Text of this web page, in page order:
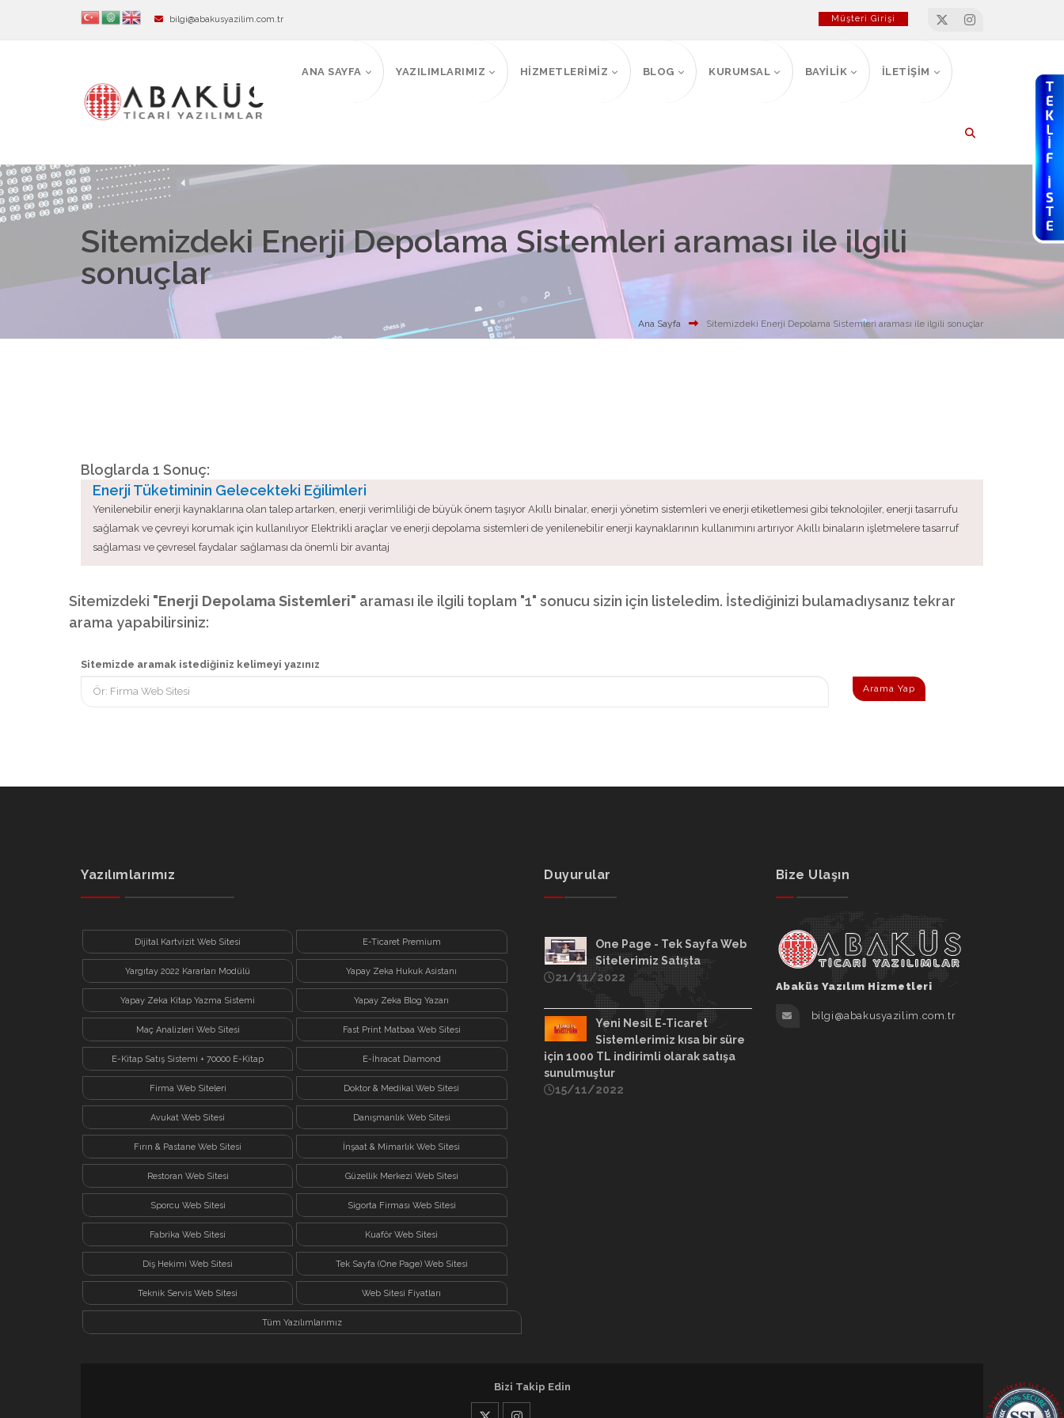
bilgi@abakusyazilim.com.tr Müşteri Girişi
ANA SAYFA YAZILIMLARIMIZ HİZMETLERİMİZ BLOG KURUMSAL BAYİLİK İLETİŞİM
Sitemizdeki Enerji Depolama Sistemleri araması ile ilgili
sonuçlar
Ana Sayfa Sitemizdeki Enerji Depolama Sistemleri araması ile ilgili sonuçlar
Bloglarda 1 Sonuç:
Enerji Tüketiminin Gelecekteki Eğilimleri
Yenilenebilir enerji kaynaklarına olan talep artarken, enerji verimliliği de büyük önem taşıyor Akıllı binalar, enerji yönetim sistemleri ve enerji etiketlemesi gibi teknolojiler, enerji tasarrufu
sağlamak ve çevreyi korumak için kullanılıyor Elektrikli araçlar ve enerji depolama sistemleri de yenilenebilir enerji kaynaklarının kullanımını artırıyor Akıllı binaların işletmelere tasarruf
sağlaması ve çevresel faydalar sağlaması da önemli bir avantaj
Sitemizdeki "Enerji Depolama Sistemleri" araması ile ilgili toplam "1" sonucu sizin için listeledim. İstediğinizi bulamadıysanız tekrar
arama yapabilirsiniz:
Sitemizde aramak istediğiniz kelimeyi yazınız
Arama Yap
Yazılımlarımız
Dijital Kartvizit Web Sitesi E-Ticaret Premium
Yargıtay 2022 Kararları Modülü Yapay Zeka Hukuk Asistanı
Yapay Zeka Kitap Yazma Sistemi Yapay Zeka Blog Yazarı
Maç Analizleri Web Sitesi Fast Print Matbaa Web Sitesi
E-Kitap Satış Sistemi + 70000 E-Kitap E-İhracat Diamond
Firma Web Siteleri Doktor & Medikal Web Sitesi
Avukat Web Sitesi Danışmanlık Web Sitesi
Fırın & Pastane Web Sitesi İnşaat & Mimarlık Web Sitesi
Restoran Web Sitesi Güzellik Merkezi Web Sitesi
Sporcu Web Sitesi Sigorta Firması Web Sitesi
Fabrika Web Sitesi Kuaför Web Sitesi
Diş Hekimi Web Sitesi Tek Sayfa (One Page) Web Sitesi
Teknik Servis Web Sitesi Web Sitesi Fiyatları
Tüm Yazılımlarımız
Duyurular
One Page - Tek Sayfa Web
Sitelerimiz Satışta
21/11/2022
Yeni Nesil E-Ticaret
Sistemlerimiz kısa bir süre
için 1000 TL indirimli olarak satışa
sunulmuştur
15/11/2022
Bize Ulaşın
Abaküs Yazılım Hizmetleri
bilgi@abakusyazilim.com.tr
Bizi Takip Edin